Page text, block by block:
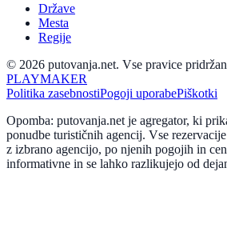
Države
Mesta
Regije
© 2026 putovanja.net. Vse pravice
PLAYMAKER
Politika zasebnostiPogoji uporabePiškotki
Opomba: putovanja.net je agregator, ki
ponudbe turističnih agencij. Vse
z izbrano agencijo, po njenih pogojih in
informativne in se lahko razlikujejo od